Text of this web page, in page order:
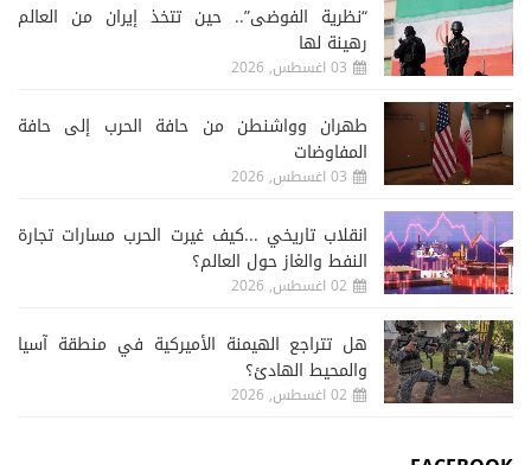
“نظرية الفوضى”.. حين تتخذ إيران من العالم
رهينة لها
03 اغسطس, 2026
طهران وواشنطن من حافة الحرب إلى حافة
المفاوضات
03 اغسطس, 2026
انقلاب تاريخي ...كيف غيرت الحرب مسارات تجارة
النفط والغاز حول العالم؟
02 اغسطس, 2026
هل تتراجع الهيمنة الأميركية في منطقة آسيا
والمحيط الهادئ؟
02 اغسطس, 2026